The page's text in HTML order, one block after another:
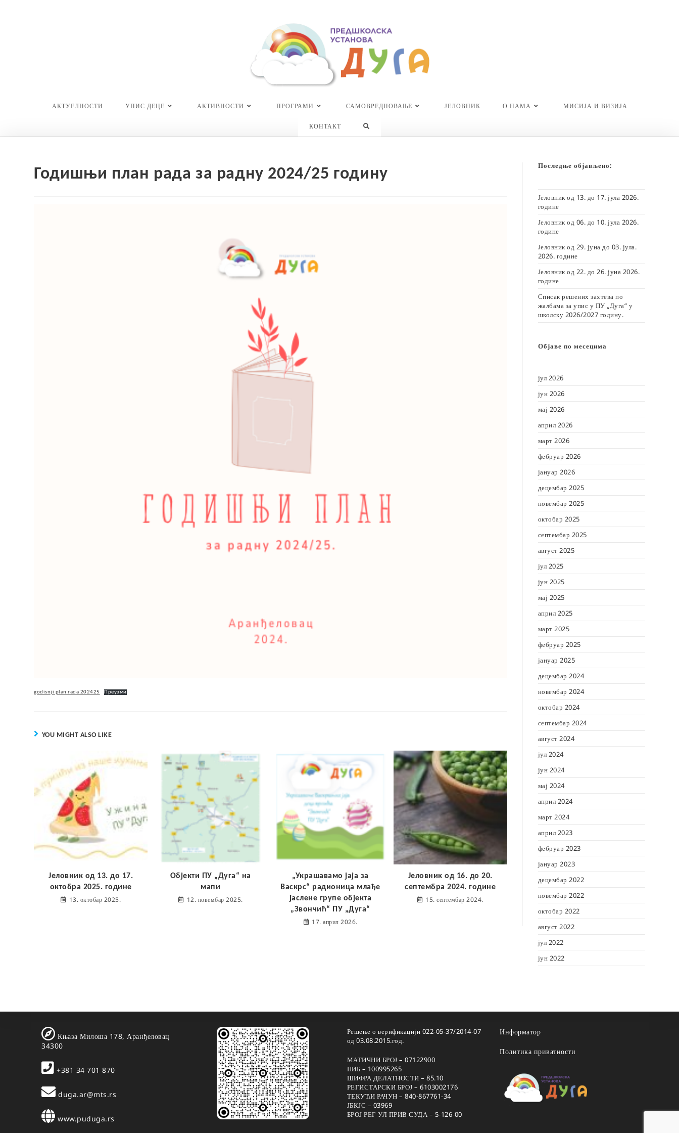
АКТУЕЛНОСТИ УПИС ДЕЦЕ АКТИВНОСТИ ПРОГРАМИ САМОВРЕДНОВАЊЕ ЈЕЛОВНИК О НАМА МИСИЈА И ВИЗИЈА
КОНТАКТ TOGGLE
Годишњи план рада за радну 2024/25 годину
godisnji plan rada 202425 Преузми
YOU MIGHT ALSO LIKE
Јеловник од 13. до 17.
октобра 2025. године
13. октобар 2025.
Објекти ПУ „Дуга“ на
мапи
12. новембар 2025.
„Украшавамо јаја за
Васкрс“ радионица млађе
јаслене групе објекта
„Звончић“ ПУ „Дуга“
17. април 2026.
Јеловник од 16. до 20.
септембра 2024. године
15. септембар 2024.
Последње објављено:
Јеловник од 13. до 17. јула 2026.
године
Јеловник од 06. до 10. јула 2026.
године
Јеловник од 29. јуна до 03. јула.
2026. године
Јеловник од 22. до 26. јуна 2026.
године
Списак решених захтева по
жалбама за упис у ПУ „Дуга“ у
школску 2026/2027 годину.
Објаве по месецима
јул 2026
јун 2026
мај 2026
април 2026
март 2026
фебруар 2026
јануар 2026
децембар 2025
новембар 2025
октобар 2025
септембар 2025
август 2025
јул 2025
јун 2025
мај 2025
април 2025
март 2025
фебруар 2025
јануар 2025
децембар 2024
новембар 2024
октобар 2024
септембар 2024
август 2024
јул 2024
јун 2024
мај 2024
април 2024
март 2024
април 2023
фебруар 2023
јануар 2023
децембар 2022
новембар 2022
октобар 2022
август 2022
јул 2022
јун 2022
Књаза Милоша 178, Аранђеловац
34300
+381 34 701 870
duga.ar@mts.rs
www.puduga.rs
Решење о верификацији 022-05-37/2014-07
од 03.08.2015.год.
МАТИЧНИ БРОЈ – 07122900
ПИБ – 100995265
ШИФРА ДЕЛАТНОСТИ – 85.10
РЕГИСТАРСКИ БРОЈ – 6103002176
ТЕКУЋИ РАЧУН – 840-867761-34
ЈБКЈС – 03969
БРОЈ РЕГ УЛ ПРИВ СУДА – 5-126-00
Информатор
Политика приватности